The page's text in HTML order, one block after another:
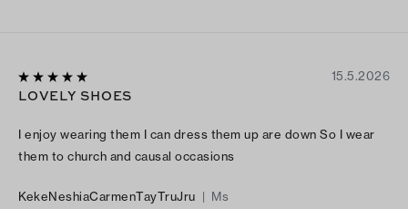
15.5.2026
LOVELY SHOES
I enjoy wearing them I can dress them up are down So I wear
them to church and causal occasions
KekeNeshiaCarmenTayTruJru | Ms